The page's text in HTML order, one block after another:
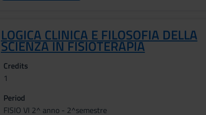
LOGICA CLINICA E FILOSOFIA DELLA
SCIENZA IN FISIOTERAPIA
Credits
1
Period
FISIO VI 2^ anno - 2^semestre